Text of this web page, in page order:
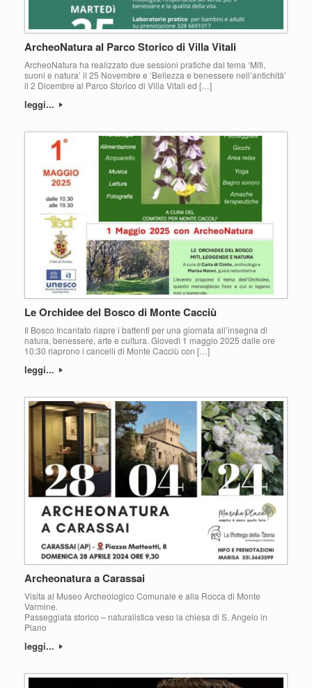
ArcheoNatura al Parco Storico di Villa Vitali
ArcheoNatura ha realizzato due sessioni pratiche dal tema ‘Miti,
suoni e natura’ il 25 Novembre e ‘Bellezza e benessere nell’antichità’
il 2 Dicembre al Parco Storico di Villa Vitali ed […]
leggi...
Le Orchidee del Bosco di Monte Cacciù
Il Bosco Incantato riapre i battenti per una giornata all’insegna di
natura, benessere, arte e cultura. Giovedì 1 maggio 2025 dalle ore
10:30 riaprono i cancelli di Monte Cacciù con […]
leggi...
Archeonatura a Carassai
Visita al Museo Archeologico Comunale e alla Rocca di Monte
Varmine.
Passeggiata storico – naturalistica veso la chiesa di S. Angelo in
Piano
leggi...